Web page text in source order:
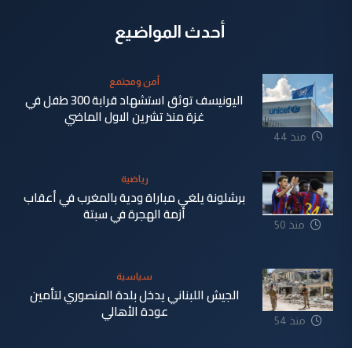
أحدث المواضيع
منذ 44
أمن ومجتمع
اليونيسف توثق استشهاد قرابة 300 طفل في
غزة منذ تشرين الاول الماضي
منذ 50
رياضية
برشلونة يلغي مباراة ودية بالمغرب في أعقاب
أزمة الهجرة في سبتة
منذ 54
سياسية
الجيش اللبناني يدخل بلدة المنصوري لتأمين
عودة الأهالي